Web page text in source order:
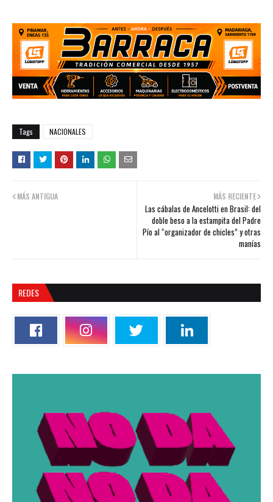
Tags NACIONALES
MÁS RECIENTE
Las cábalas de Ancelotti en Brasil: del
doble beso a la estampita del Padre
Pío al “organizador de chicles” y otras
manías
MÁS ANTIGUA
REDES